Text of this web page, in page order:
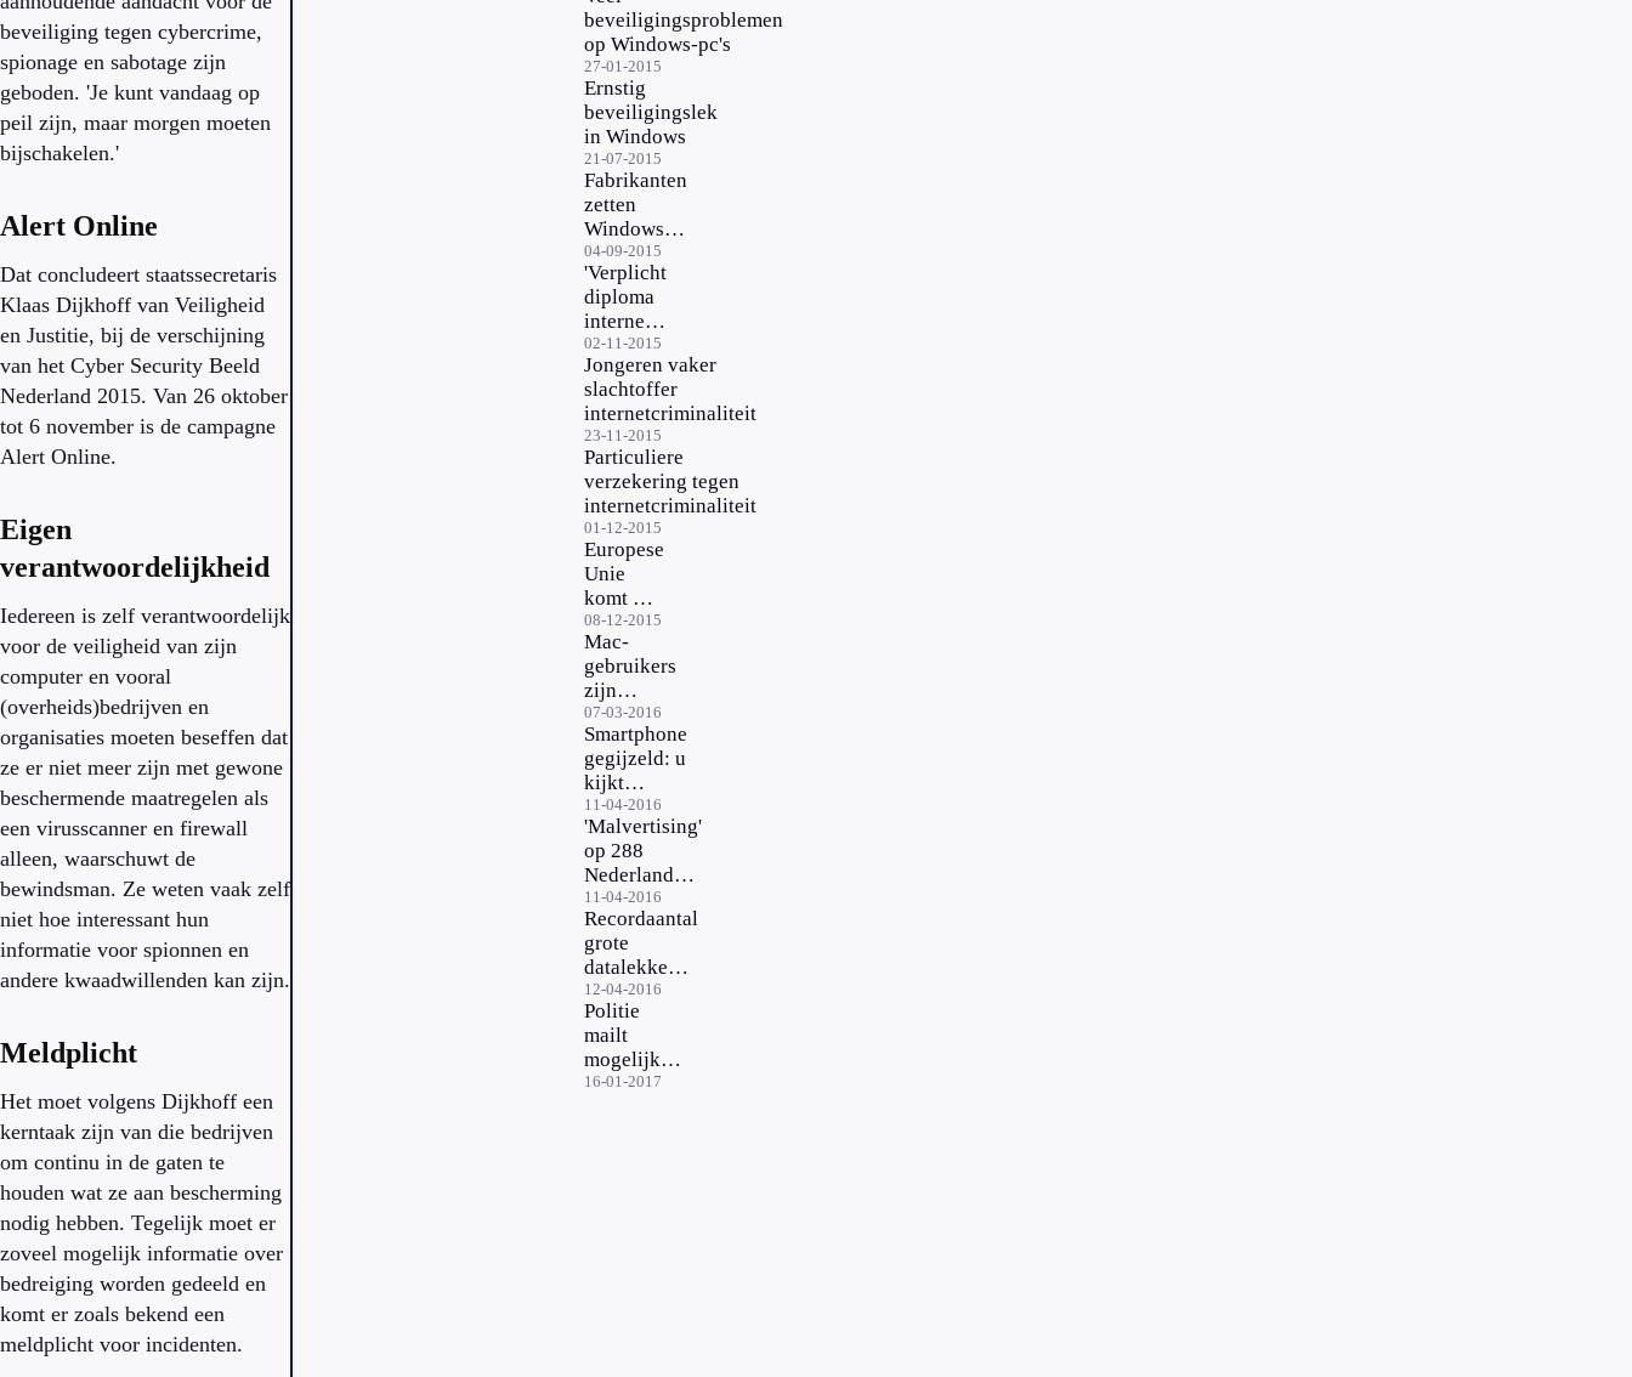
beveiliging tegen cybercrime,
spionage en sabotage zijn
geboden. 'Je kunt vandaag op
peil zijn, maar morgen moeten
bijschakelen.'
Alert Online
Dat concludeert staatssecretaris
Klaas Dijkhoff van Veiligheid
en Justitie, bij de verschijning
van het Cyber Security Beeld
Nederland 2015. Van 26 oktober
tot 6 november is de campagne
Alert Online.
Eigen
verantwoordelijkheid
Iedereen is zelf verantwoordelijk
voor de veiligheid van zijn
computer en vooral
(overheids)bedrijven en
organisaties moeten beseffen dat
ze er niet meer zijn met gewone
beschermende maatregelen als
een virusscanner en firewall
alleen, waarschuwt de
bewindsman. Ze weten vaak zelf
niet hoe interessant hun
informatie voor spionnen en
andere kwaadwillenden kan zijn.
Meldplicht
Het moet volgens Dijkhoff een
kerntaak zijn van die bedrijven
om continu in de gaten te
houden wat ze aan bescherming
nodig hebben. Tegelijk moet er
zoveel mogelijk informatie over
bedreiging worden gedeeld en
komt er zoals bekend een
meldplicht voor incidenten.
beveiligingsproblemen
op Windows-pc's
27-01-2015
Ernstig
beveiligingslek
in Windows
21-07-2015
Fabrikanten
zetten
Windows-
pc’s vol
ongewenste
crapware
04-09-2015
'Verplicht
diploma
internet
op
school'
02-11-2015
Jongeren vaker
slachtoffer
internetcriminaliteit
23-11-2015
Particuliere
verzekering tegen
internetcriminaliteit
01-12-2015
Europese
Unie
komt met
cyberwet
08-12-2015
Mac-
gebruikers
zijn
slachtoffer
van
ransomware
07-03-2016
Smartphone
gegijzeld: u
kijkt
kinderporno
11-04-2016
'Malvertising'
op 288
Nederlandse
websites
11-04-2016
Recordaantal
grote
datalekken
in 2015
12-04-2016
Politie
mailt
mogelijke
slachtoffers
16-01-2017